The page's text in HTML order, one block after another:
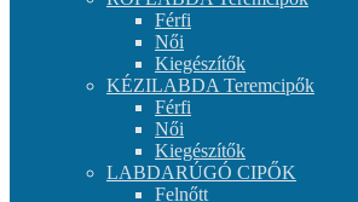
Férfi
Női
Kiegészítők
KÉZILABDA Teremcipők
Férfi
Női
Kiegészítők
LABDARÚGÓ CIPŐK
Felnőtt